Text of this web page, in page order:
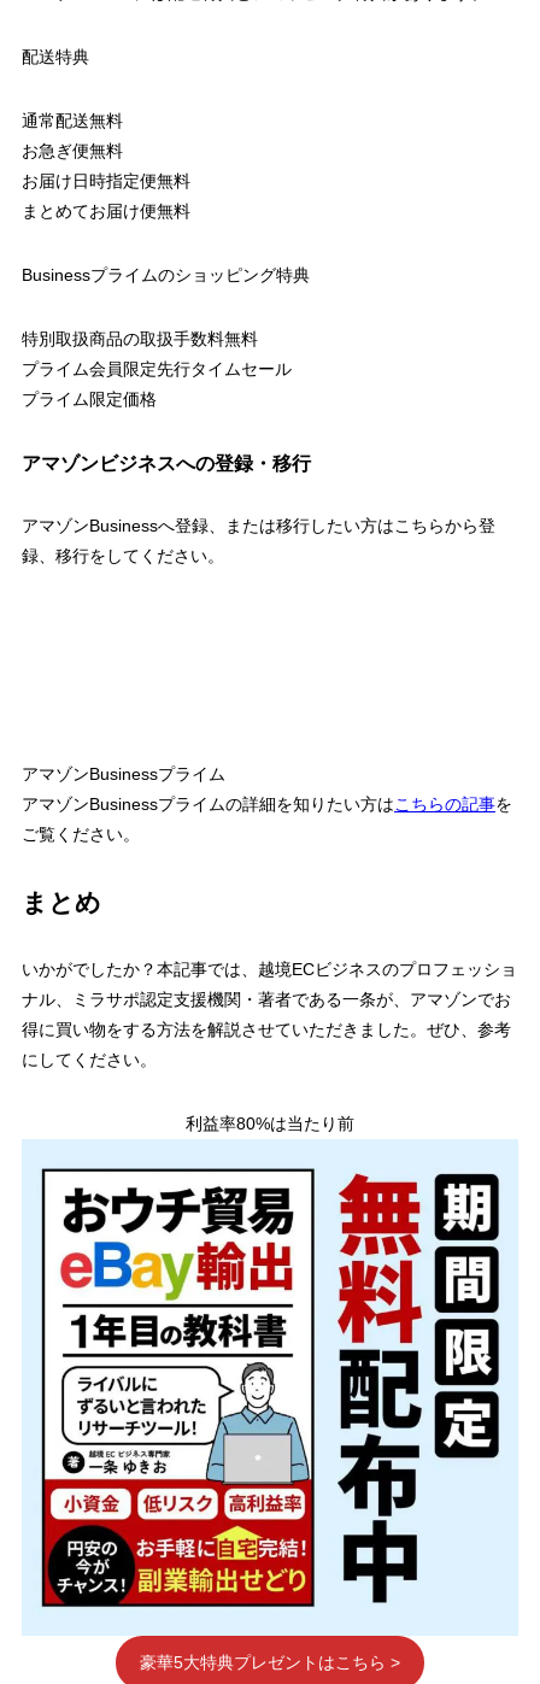
配送特典
通常配送無料
お急ぎ便無料
お届け日時指定便無料
まとめてお届け便無料
Businessプライムのショッピング特典
特別取扱商品の取扱手数料無料
プライム会員限定先行タイムセール
プライム限定価格
アマゾンビジネスへの登録・移行
アマゾンBusinessへ登録、または移行したい方はこちらから登
録、移行をしてください。
アマゾンBusinessプライム
アマゾンBusinessプライムの詳細を知りたい方はこちらの記事を
ご覧ください。
まとめ
いかがでしたか？本記事では、越境ECビジネスのプロフェッショ
ナル、ミラサポ認定支援機関・著者である一条が、アマゾンでお
得に買い物をする方法を解説させていただきました。ぜひ、参考
にしてください。
利益率80%は当たり前
豪華5大特典プレゼントはこちら >